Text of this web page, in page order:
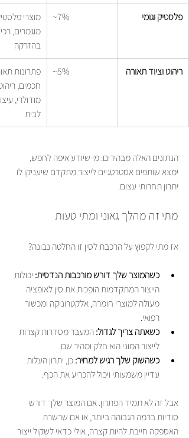
פלסטיק וגומי ~7%
מוצרי
מוגמרים,
בהזרקה
ריהוט וציוד תאורה ~5%
פתרונות
חכמים,
מודולרי,
לבית
הנתונים האלה מבהירים: מי שיודע איפה לחפש,
ימצא שותפים אסטרטגיים לייצור מתקדם שיעניקו לו
יתרון תחרותי עצום.
מתי זה מהלך גאוני ומתי טעות
אז מתי לקפוץ על הרכבת לסין זו החלטה נבונה?
כשהמוצר שלך דורש מורכבות הנדסית: יכולות
הייצור המתקדמות הופכות את סין לאופציה
מעולה למוצרי חומרה, אלקטרוניקה ומכשור
רפואי.
כשאתה צריך לגדול: המעבר מסדרות קצרות
לייצור המוני הוא חלק ומהיר שם.
כשהשוק שלך רגיש למחיר: כן, יתרון העלות
עדיין משמעותי ויכול להכריע את הכף.
אבל זה לא תמיד הפתרון. אם המוצר שלך דורש
סודיות ברמה הגבוהה ביותר, או אם שרשרת
האספקה חייבת להיות קצרה, אולי כדאי לשקול ייצור